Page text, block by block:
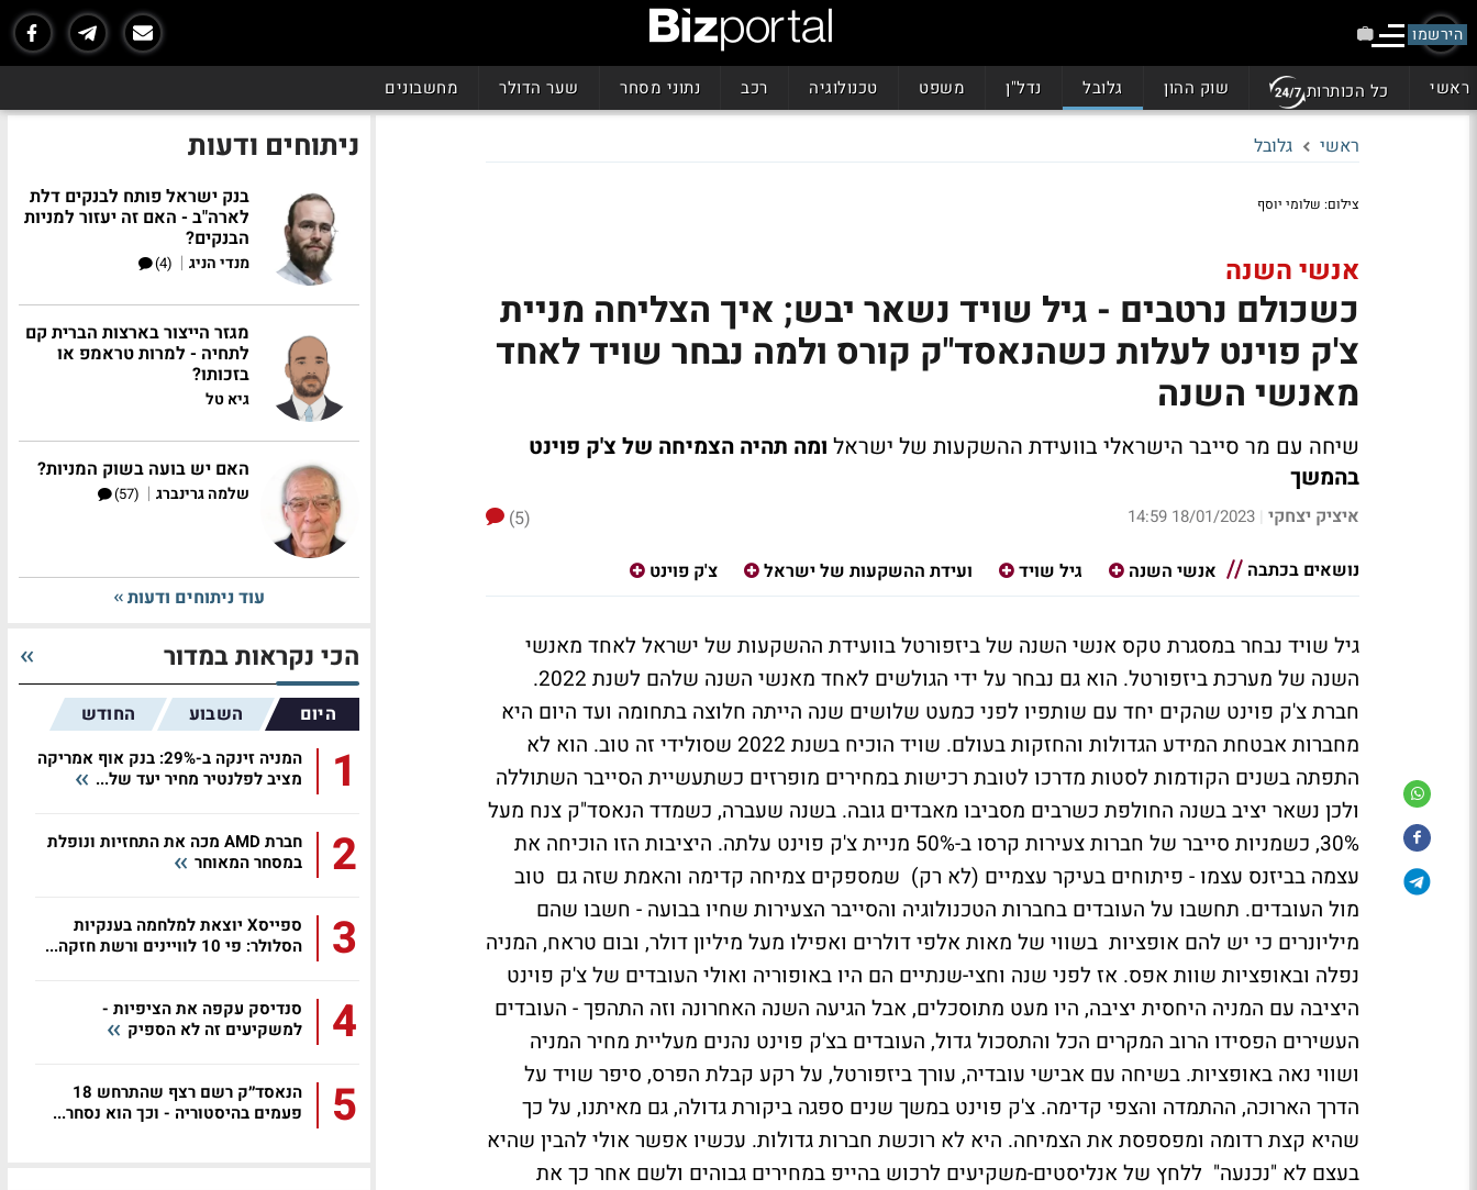
הירשמו
ראשי כל הכותרות שוק ההון גלובל נדל"ן משפט טכנולוגיה רכב נתוני מסחר שער הדולר מחשבונים
ראשי גלובל
צילום: שלומי יוסף
אנשי השנה
כשכולם נרטבים - גיל שויד נשאר יבש; איך הצליחה מניית
צ'ק פוינט לעלות כשהנאסד"ק קורס ולמה נבחר שויד לאחד
מאנשי השנה
שיחה עם מר סייבר הישראלי בוועידת ההשקעות של ישראל ומה תהיה הצמיחה של צ'ק פוינט
בהמשך
איציק יצחקי |
18/01/2023 14:59
(5)
נושאים בכתבה
אנשי השנה גיל שויד ועידת ההשקעות של ישראל צ'ק פוינט
גיל שויד נבחר במסגרת טקס אנשי השנה של ביזפורטל בוועידת ההשקעות של ישראל לאחד מאנשי
השנה של מערכת ביזפורטל. הוא גם נבחר על ידי הגולשים לאחד מאנשי השנה שלהם לשנת 2022.
חברת צ'ק פוינט שהקים יחד עם שותפיו לפני כמעט שלושים שנה הייתה חלוצה בתחומה ועד היום היא
מחברות אבטחת המידע הגדולות והחזקות בעולם. שויד הוכיח בשנת 2022 שסולידי זה טוב. הוא לא
התפתה בשנים הקודמות לסטות מדרכו לטובת רכישות במחירים מופרזים כשתעשיית הסייבר השתוללה
ולכן נשאר יציב בשנה החולפת כשרבים מסביבו מאבדים גובה. בשנה שעברה, כשמדד הנאסד"ק צנח מעל
30%, כשמניות סייבר של חברות צעירות קרסו ב-50% מניית צ'ק פוינט עלתה. היציבות הזו הוכיחה את
עצמה בביזנס עצמו - פיתוחים בעיקר עצמיים (לא רק) שמספקים צמיחה קדימה והאמת שזה גם טוב
מול העובדים. תחשבו על העובדים בחברות הטכנולוגיה והסייבר הצעירות שחיו בבועה - חשבו שהם
מיליונרים כי יש להם אופציות בשווי של מאות אלפי דולרים ואפילו מעל מיליון דולר, ובום טראח, המניה
נפלה ובאופציות שוות אפס. אז לפני שנה וחצי-שנתיים הם היו באופוריה ואולי העובדים של צ'ק פוינט
היציבה עם המניה היחסית יציבה, היו מעט מתוסכלים, אבל הגיעה השנה האחרונה וזה התהפך - העובדים
העשירים הפסידו הרוב המקרים הכל והתסכול גדול, העובדים בצ'ק פוינט נהנים מעליית מחיר המניה
ושווי נאה באופציות. בשיחה עם אבישי עובדיה, עורך ביזפורטל, על רקע קבלת הפרס, סיפר שויד על
הדרך הארוכה, ההתמדה והצפי קדימה. צ'ק פוינט במשך שנים ספגה ביקורת גדולה, גם מאיתנו, על כך
שהיא קצת רדומה ומפספסת את הצמיחה. היא לא רוכשת חברות גדולות. עכשיו אפשר אולי להבין שהיא
בעצם לא "נכנעה" ללחץ של אנליסטים-משקיעים לרכוש בהייפ במחירים גבוהים ולשם אחר כך את
ניתוחים ודעות
בנק ישראל פותח לבנקים דלת
לארה"ב - האם זה יעזור למניות
הבנקים?
מנדי הניג |
(4)
מגזר הייצור בארצות הברית קם
לתחיה - למרות טראמפ או
בזכותו?
גיא טל
האם יש בועה בשוק המניות?
שלמה גרינברג |
(57)
עוד ניתוחים ודעות
הכי נקראות במדור
היום השבוע החודש
1
המניה זינקה ב-29%: בנק אוף אמריקה
מציב לפלנטיר מחיר יעד של...
2
חברת AMD מכה את התחזיות ונופלת
במסחר המאוחר
3
ספייסX יוצאת למלחמה בענקיות
הסלולר: פי 10 לוויינים ורשת חזקה...
4
סנדיסק עקפה את הציפיות -
למשקיעים זה לא הספיק
5
הנאסד״ק רשם רצף שהתרחש 18
פעמים בהיסטוריה - וכך הוא נסחר...